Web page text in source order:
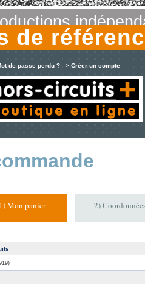
de
de passe perdu ? > Créer un compte
1) Mon panier 2)